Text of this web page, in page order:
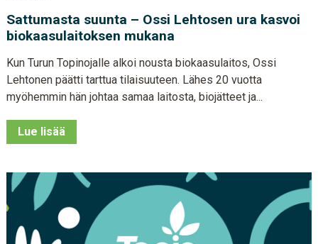
Sattumasta suunta – Ossi Lehtosen ura kasvoi
biokaasulaitoksen mukana
Kun Turun Topinojalle alkoi nousta biokaasulaitos, Ossi
Lehtonen päätti tarttua tilaisuuteen. Lähes 20 vuotta
myöhemmin hän johtaa samaa laitosta, biojätteet ja...
Lue lisää